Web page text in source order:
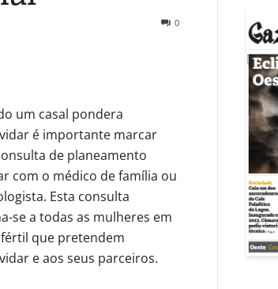
0
um casal pondera
é importante marcar
de planeamento
com o médico de família ou
Esta consulta
se a todas as mulheres em
que pretendem
e aos seus parceiros.